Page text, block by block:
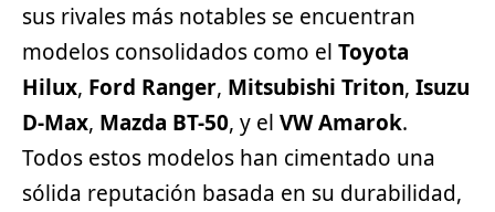
sus rivales más notables se encuentran
modelos consolidados como el Toyota
Hilux, Ford Ranger, Mitsubishi Triton, Isuzu
D-Max, Mazda BT-50, y el VW Amarok.
Todos estos modelos han cimentado una
sólida reputación basada en su durabilidad,